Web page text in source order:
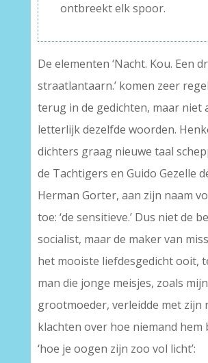
ontbreekt elk spoor.
De elementen ‘Nacht. Kou. Een
straatlantaarn.’ komen zeer
terug in de gedichten, maar niet
letterlijk dezelfde woorden.
dichters graag nieuwe taal
de Tachtigers en Guido Gezelle
Herman Gorter, aan zijn naam
toe: ‘de sensitieve.’ Dus niet de
socialist, maar de maker van
het mooiste liefdesgedicht ooit,
man die jonge meisjes, zoals
grootmoeder, verleidde met zijn
klachten over hoe niemand hem
‘hoe je oogen zijn zoo vol licht’: